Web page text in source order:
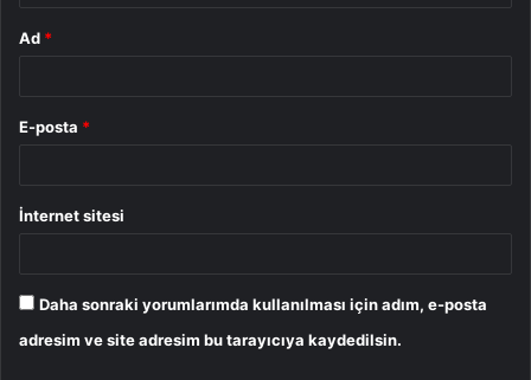
Ad *
E-posta *
İnternet sitesi
Daha sonraki yorumlarımda kullanılması için adım, e-posta
adresim ve site adresim bu tarayıcıya kaydedilsin.